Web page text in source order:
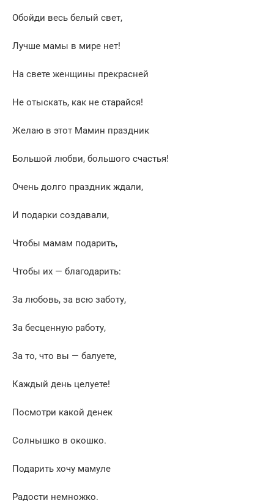
Обойди весь белый свет,
Лучше мамы в мире нет!
На свете женщины прекрасней
Не отыскать, как не старайся!
Желаю в этот Мамин праздник
Большой любви, большого счастья!
Очень долго праздник ждали,
И подарки создавали,
Чтобы мамам подарить,
Чтобы их — благодарить:
За любовь, за всю заботу,
За бесценную работу,
За то, что вы — балуете,
Каждый день целуете!
Посмотри какой денек
Солнышко в окошко.
Подарить хочу мамуле
Радости немножко.